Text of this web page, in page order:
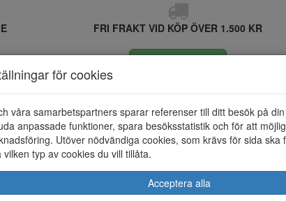
FRI FRAKT VID KÖP ÖVER 1.500 KR
för cookies
våra samarbetspartners sparar referenser till ditt besök på
anpassade funktioner, spara besöksstatistik och för att
Utöver nödvändiga cookies, som krävs för sida ska
vilken typ av cookies du vill tillåta.
Acceptera alla
Allmänt
Om oss